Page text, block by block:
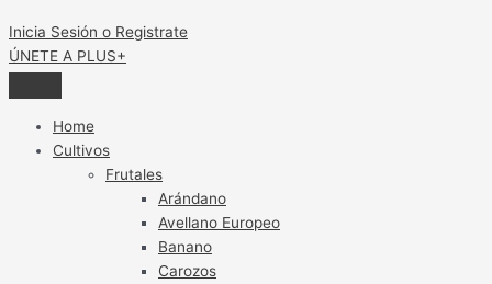
Inicia Sesión o Registrate
ÚNETE A PLUS+
Home
Cultivos
Frutales
Arándano
Avellano Europeo
Banano
Carozos